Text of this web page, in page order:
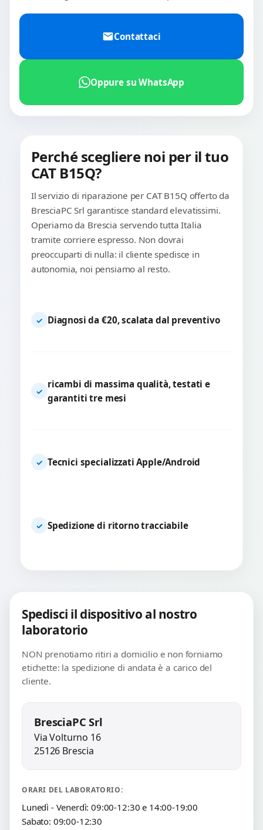
Contattaci
Oppure su WhatsApp
Perché scegliere noi per il tuo
CAT B15Q?
Il servizio di riparazione per CAT B15Q offerto da
BresciaPC Srl garantisce standard elevatissimi.
Operiamo da Brescia servendo tutta Italia
tramite corriere espresso. Non dovrai
preoccuparti di nulla: il cliente spedisce in
autonomia, noi pensiamo al resto.
✓ Diagnosi da €20, scalata dal preventivo
✓
ricambi di massima qualità, testati e
garantiti tre mesi
✓ Tecnici specializzati Apple/Android
✓ Spedizione di ritorno tracciabile
Spedisci il dispositivo al nostro
laboratorio
NON prenotiamo ritiri a domicilio e non forniamo
etichette: la spedizione di andata è a carico del
cliente.
BresciaPC Srl
Via Volturno 16
25126 Brescia
ORARI DEL LABORATORIO:
Lunedì - Venerdì: 09:00-12:30 e 14:00-19:00
Sabato: 09:00-12:30